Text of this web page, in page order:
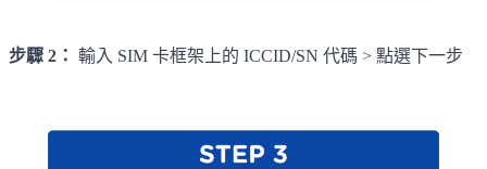
步驟 2： 輸入 SIM 卡框架上的 ICCID/SN 代碼 > 點選下一步